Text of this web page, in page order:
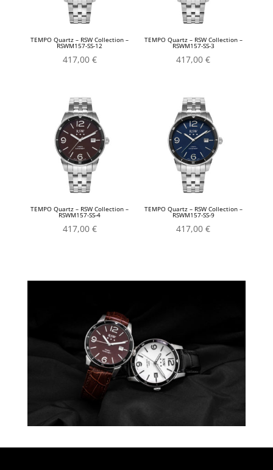
TEMPO Quartz – RSW Collection –
RSWM157-SS-12
417,00 €
TEMPO Quartz – RSW Collection –
RSWM157-SS-3
417,00€
TEMPO Quartz – RSW Collection –
RSWM157-SS-4
417,00 €
TEMPO Quartz – RSW Collection –
RSWM157-SS-9
417,00€